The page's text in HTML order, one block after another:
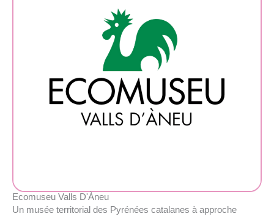
Ecomuseu Valls D'Àneu
Un musée territorial des Pyrénées catalanes à approche